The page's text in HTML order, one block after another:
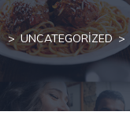
UNCATEGORIZED